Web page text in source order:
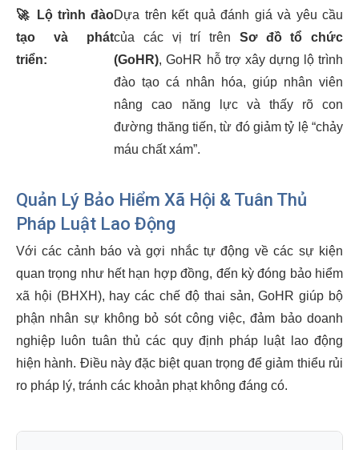
🚀
Lộ trình đào
tạo và phát
triển:
Dựa trên kết quả đánh giá và yêu cầu
của các vị trí trên Sơ đồ tổ chức
(GoHR), GoHR hỗ trợ xây dựng lộ trình
đào tạo cá nhân hóa, giúp nhân viên
nâng cao năng lực và thấy rõ con
đường thăng tiến, từ đó giảm tỷ lệ “chảy
máu chất xám”.
Quản Lý Bảo Hiểm Xã Hội & Tuân Thủ
Pháp Luật Lao Động
Với các cảnh báo và gợi nhắc tự động về các sự kiện
quan trọng như hết hạn hợp đồng, đến kỳ đóng bảo hiểm
xã hội (BHXH), hay các chế độ thai sản, GoHR giúp bộ
phận nhân sự không bỏ sót công việc, đảm bảo doanh
nghiệp luôn tuân thủ các quy định pháp luật lao động
hiện hành. Điều này đặc biệt quan trọng để giảm thiểu rủi
ro pháp lý, tránh các khoản phạt không đáng có.